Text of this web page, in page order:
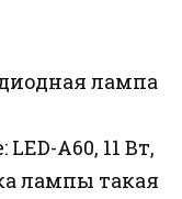
лампа
A60, 11 Вт,
лампы такая